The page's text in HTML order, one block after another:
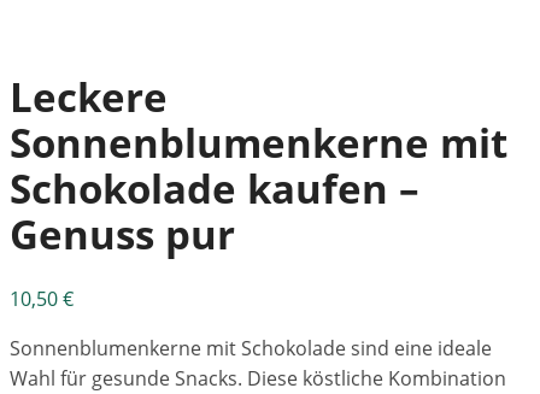
Leckere
Sonnenblumenkerne mit
Schokolade kaufen –
Genuss pur
10,50€
Sonnenblumenkerne mit Schokolade sind eine ideale
Wahl für gesunde Snacks. Diese köstliche Kombination